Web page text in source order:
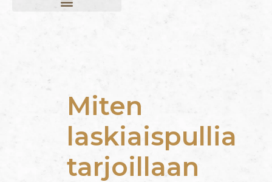
Miten
laskiaispullia
tarjoillaan